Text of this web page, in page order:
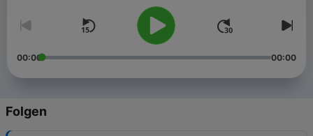
00:00 00:00
Folgen